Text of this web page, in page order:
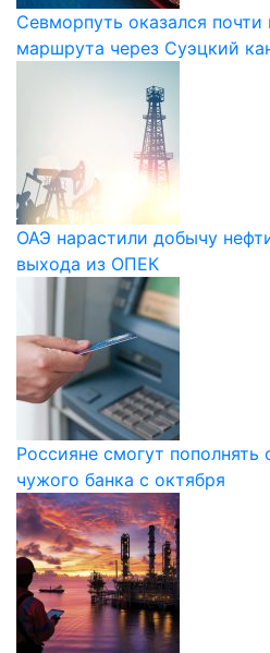
Севморпуть оказался
маршрута через Суэцкий
ОАЭ нарастили добычу
выхода из ОПЕК
Россияне смогут пополнять
чужого банка с октября